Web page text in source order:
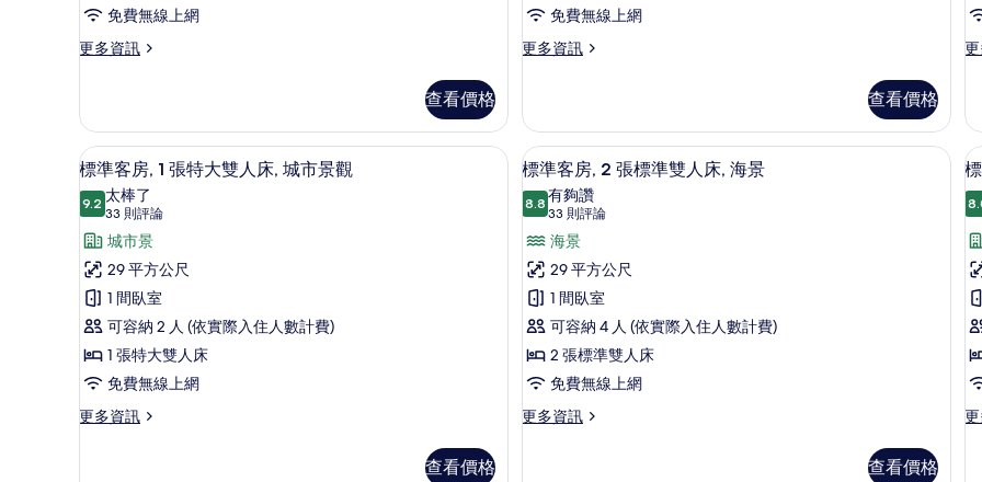
特
大
床,
海
景
的
所
有
相
片
免費無線上網
更多資訊
更
客
房,
1
特
雙
人
床,
海
景
詳
情
查看價格
特
大
床,
山
景
的
所
有
相
片
免費無線上網
更多資訊
更
客
房,
1
特
雙
人
床,
山
景
詳
情
查看價格
更
客
房,
1
特
雙
人
床,
海
景
詳
情
顯
示
標
準
客
房,
1
張
特
大
高級寢具、迷你吧、客房內保險箱、書桌
9
標準客房, 1 張特大雙人床, 城市景觀
9.29.2 分，滿分 10 分
太棒了
33 則評論
(33
則
評
論)
城市景
29 平方公尺
1 間臥室
可容納 2 人 (依實際入住人數計費)
1 張特大雙人床
免費無線上網
更多資訊
更
查看價格
顯
示
標
準
客
房,
2
張
標
準
7
標準客房, 2 張標準雙人床, 海景
8.88.8 分，滿分 10 分
有夠讚
33 則評論
(33
則
評
論)
海景
29 平方公尺
1 間臥室
可容納 4 人 (依實際入住人數計費)
2 張標準雙人床
免費無線上網
更多資訊
更
查看價格
2
更